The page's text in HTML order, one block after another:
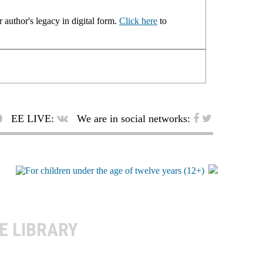
author's legacy in digital form. Click here to
EE LIVE: We are in social networks:
LIBRARY